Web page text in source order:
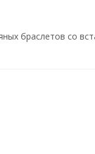
браслетов со